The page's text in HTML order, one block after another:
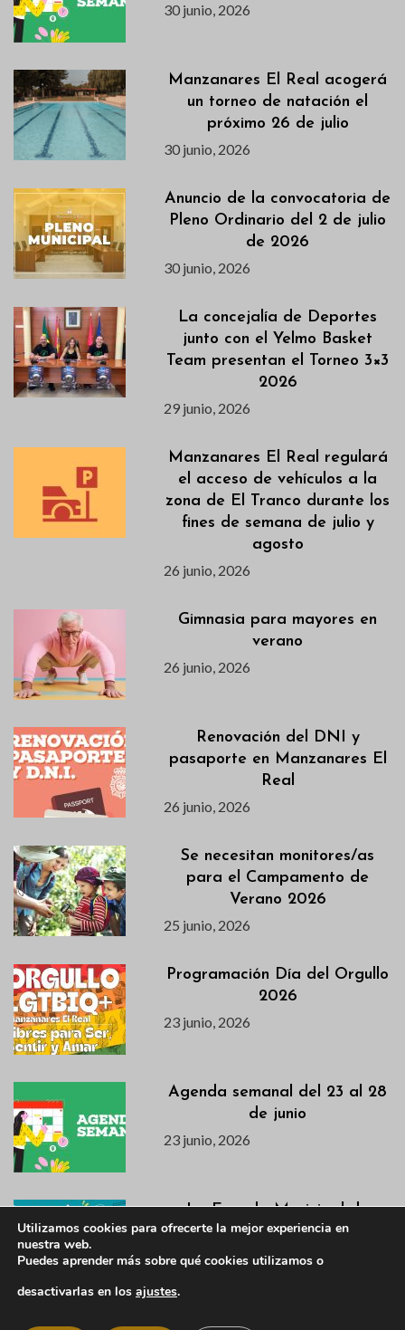
30 junio, 2026
Manzanares El Real acogerá
un torneo de natación el
próximo 26 de julio
30 junio, 2026
Anuncio de la convocatoria de
Pleno Ordinario del 2 de julio
de 2026
30 junio, 2026
La concejalía de Deportes
junto con el Yelmo Basket
Team presentan el Torneo 3×3
2026
29 junio, 2026
Manzanares El Real regulará
el acceso de vehículos a la
zona de El Tranco durante los
fines de semana de julio y
agosto
26 junio, 2026
Gimnasia para mayores en
verano
26 junio, 2026
Renovación del DNI y
pasaporte en Manzanares El
Real
26 junio, 2026
Se necesitan monitores/as
para el Campamento de
Verano 2026
25 junio, 2026
Programación Día del Orgullo
2026
23 junio, 2026
Agenda semanal del 23 al 28
de junio
23 junio, 2026
La Escuela Municipal de
Idiomas abre matrícula y
convoca una charla
23 junio, 2026
Utilizamos cookies para ofrecerte la mejor experiencia en
nuestra web.
Puedes aprender más sobre qué cookies utilizamos o
desactivarlas en los ajustes.